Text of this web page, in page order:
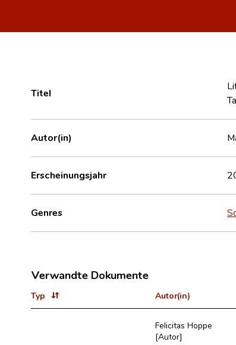
Titel
Autor(in)
Erscheinungsjahr
Genres
Verwandte Dokumente
Typ Autor(in)
Felicitas Hoppe
[Autor]